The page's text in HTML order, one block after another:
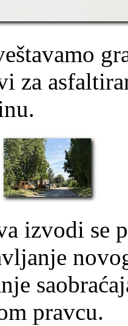
za
izvodi se
pravcu.